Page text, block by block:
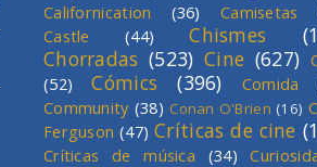
Californication
(36) Camisetas
Castle
(44) Chismes
Chorradas (523) Cine (627)
(52)
Cómics (396) Comida
Community (38) Conan O'Brien (16)
Ferguson (47) Críticas de cine
Críticas de música (34)